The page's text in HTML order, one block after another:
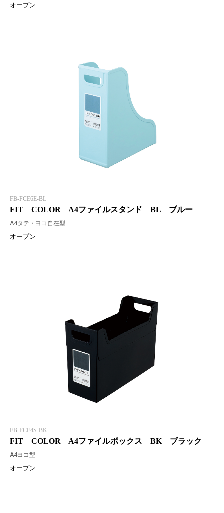
オープン
FB-FCE6E-BL
FIT COLOR A4ファイルスタンド BL ブルー
A4タテ・ヨコ自在型
オープン
FB-FCE4S-BK
FIT COLOR A4ファイルボックス BK ブラック
A4ヨコ型
オープン